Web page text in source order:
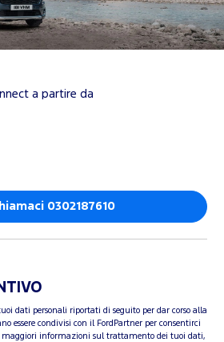
a partire da
0302187610
dati personali riportati di seguito per dar corso alla
essere condivisi con il FordPartner per consentirci
maggiori informazioni sul trattamento dei tuoi dati,